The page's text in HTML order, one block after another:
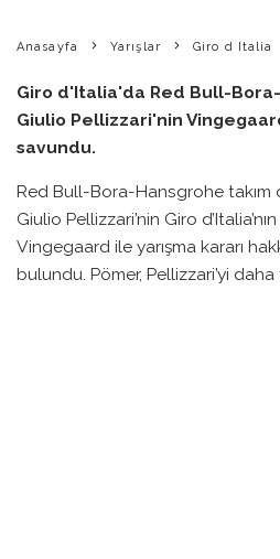
Anasayfa Yarışlar Giro d Italia
Giro d'Italia'da Red Bull-Bora-
Giulio Pellizzari'nin
savundu.
Red Bull-Bora-Hansgrohe takım
Giulio Pellizzari’nin Giro
Vingegaard ile yarışma kararı
bulundu. Pömer, Pellizzari’yi